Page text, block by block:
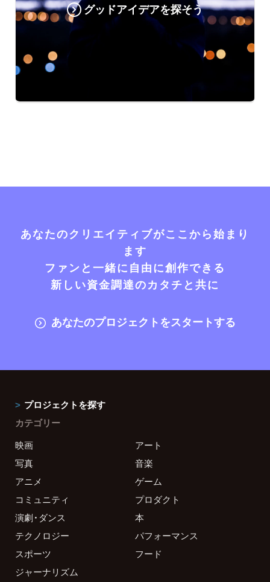
グッドアイデアを探そう
あなたのクリエイティブがここから始まり
ます
ファンと一緒に自由に創作できる
新しい資金調達のカタチと共に
あなたのプロジェクトをスタートする
プロジェクトを探す
カテゴリー
映画
アート
写真
音楽
アニメ
ゲーム
コミュニティ
プロダクト
演劇・ダンス
本
テクノロジー
パフォーマンス
スポーツ
フード
ジャーナリズム